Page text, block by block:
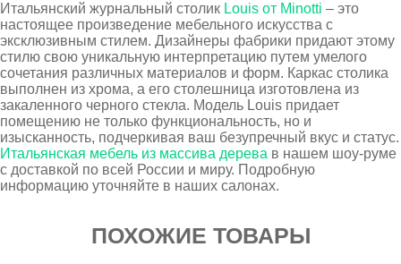
Итальянский журнальный столик Louis от Minotti – это
настоящее произведение мебельного искусства с
эксклюзивным стилем. Дизайнеры фабрики придают этому
стилю свою уникальную интерпретацию путем умелого
сочетания различных материалов и форм. Каркас столика
выполнен из хрома, а его столешница изготовлена из
закаленного черного стекла. Модель Louis придает
помещению не только функциональность, но и
изысканность, подчеркивая ваш безупречный вкус и статус.
Итальянская мебель из массива дерева в нашем шоу-руме
с доставкой по всей России и миру. Подробную
информацию уточняйте в наших салонах.
ПОХОЖИЕ ТОВАРЫ